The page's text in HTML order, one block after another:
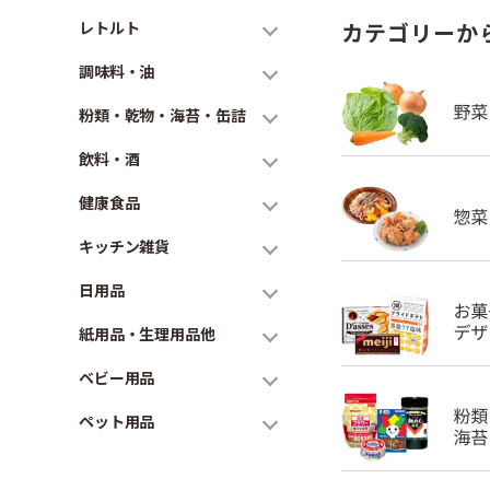
レトルト
調味料・油
粉類・乾物・海苔・缶詰
飲料・酒
健康食品
キッチン雑貨
日用品
紙用品・生理用品他
ベビー用品
ペット用品
カテゴリーか